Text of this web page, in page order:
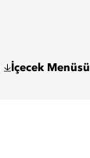
İçecek Menüsü